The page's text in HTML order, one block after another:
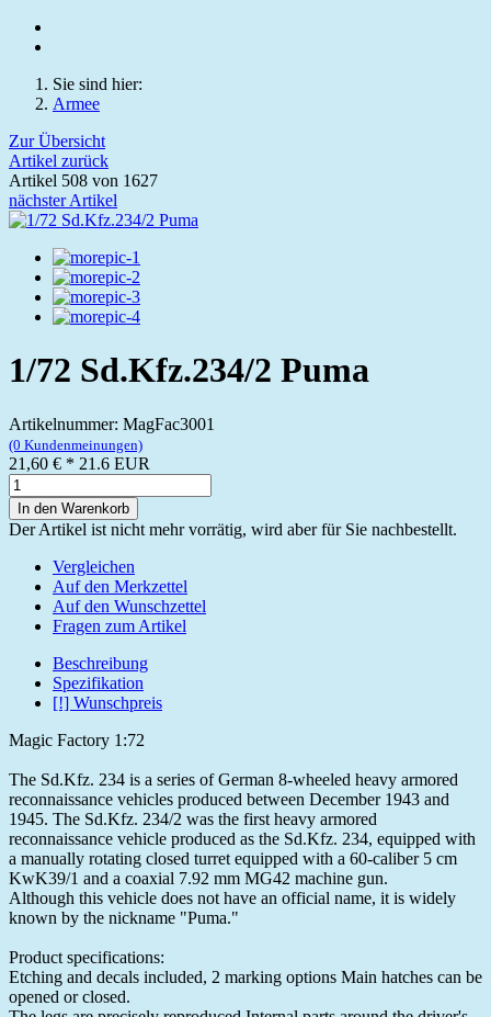
Sie sind hier:
Armee
Zur Übersicht
Artikel zurück
Artikel 508 von 1627
nächster Artikel
1/72 Sd.Kfz.234/2 Puma
Artikelnummer: MagFac3001
(0 Kundenmeinungen)
21,60 € * 21.6 EUR
In den Warenkorb
Der Artikel ist nicht mehr vorrätig, wird aber für Sie nachbestellt.
Vergleichen
Auf den Merkzettel
Auf den Wunschzettel
Fragen zum Artikel
Beschreibung
Spezifikation
[!] Wunschpreis
Magic Factory 1:72
The Sd.Kfz. 234 is a series of German 8-wheeled heavy armored
reconnaissance vehicles produced between December 1943 and
1945. The Sd.Kfz. 234/2 was the first heavy armored
reconnaissance vehicle produced as the Sd.Kfz. 234, equipped with
a manually rotating closed turret equipped with a 60-caliber 5 cm
KwK39/1 and a coaxial 7.92 mm MG42 machine gun.
Although this vehicle does not have an official name, it is widely
known by the nickname "Puma."
Product specifications:
Etching and decals included, 2 marking options Main hatches can be
opened or closed.